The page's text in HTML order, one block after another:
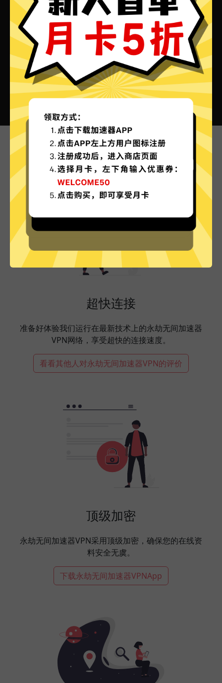
永劫无间加速器VPN的特色
超快连接
准备好体验我们运行在最新技术上的永劫无间加速器
VPN网络，享受超快的连接速度。
看看其他人对永劫无间加速器VPN的评价
顶级加密
永劫无间加速器VPN采用顶级加密，确保您的在线资
料安全无虞。
下载永劫无间加速器VPNApp